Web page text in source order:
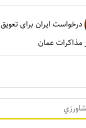
درخواست ایران برای
مذاکرات عمان